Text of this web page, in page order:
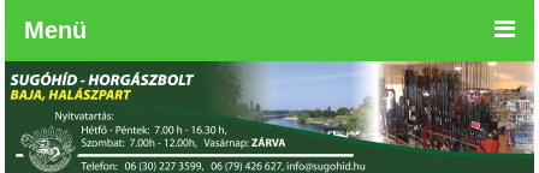
Menü